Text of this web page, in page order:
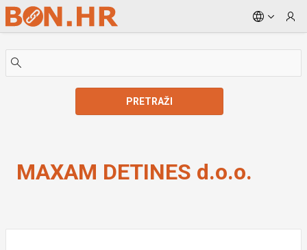
Skip to Main Content
PRETRAŽI
MAXAM DETINES d.o.o.